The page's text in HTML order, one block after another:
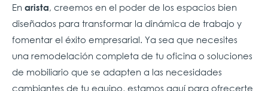
En arista, creemos en el poder de los espacios bien
diseñados para transformar la dinámica de trabajo y
fomentar el éxito empresarial. Ya sea que necesites
una remodelación completa de tu oficina o soluciones
de mobiliario que se adapten a las necesidades
cambiantes de tu equipo, estamos aquí para ofrecerte